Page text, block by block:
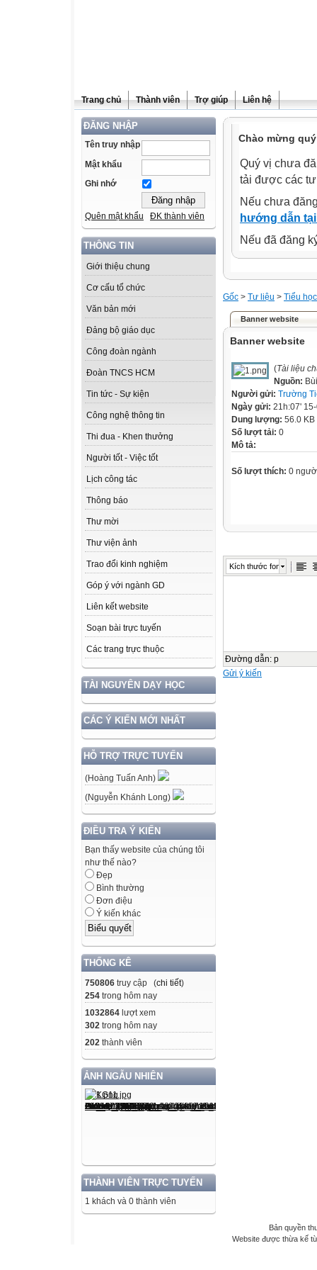
Trang chủ Thành viên Trợ giúp Liên hệ
ĐĂNG NHẬP
Tên truy nhập
Mật khẩu
Ghi nhớ
Quên mật khẩu ĐK thành viên
THÔNG TIN
Giới thiệu chung
Cơ cấu tổ chức
Văn bản mới
Đảng bộ giáo dục
Công đoàn ngành
Đoàn TNCS HCM
Tin tức - Sự kiện
Công nghệ thông tin
Thi đua - Khen thưởng
Người tốt - Việc tốt
Lịch công tác
Thông báo
Thư mời
Thư viện ảnh
Trao đổi kinh nghiệm
Góp ý với ngành GD
Liên kết website
Soạn bài trực tuyến
Các trang trực thuộc
TÀI NGUYÊN DẠY HỌC
CÁC Ý KIẾN MỚI NHẤT
HỖ TRỢ TRỰC TUYẾN
(Hoàng Tuấn Anh)
(Nguyễn Khánh Long)
ĐIỀU TRA Ý KIẾN
Bạn thấy website của chúng tôi
như thế nào?
Đẹp
Bình thường
Đơn điệu
Ý kiến khác
THỐNG KÊ
750806 truy cập (chi tiết)
254 trong hôm nay
1032864 lượt xem
302 trong hôm nay
202 thành viên
ẢNH NGẪU NHIÊN
THÀNH VIÊN TRỰC TUYẾN
1 khách và 0 thành viên
Chào mừng
Quý vị chưa
tải được các
Nếu chưa
hướng dẫn
Nếu đã đăng
Gốc > Tư liệu > Tiểu học
Banner website
Banner website
(Tài liệu
Nguồn:
Người gửi: Trường
Ngày gửi: 21h:07'
Dung lượng: 56.0 KB
Số lượt tải: 0
Mô tả:
Số lượt thích: 0
Kích thước font
Đường dẫn: p
Gửi ý kiến
Bản quyền
Website được thừa kế